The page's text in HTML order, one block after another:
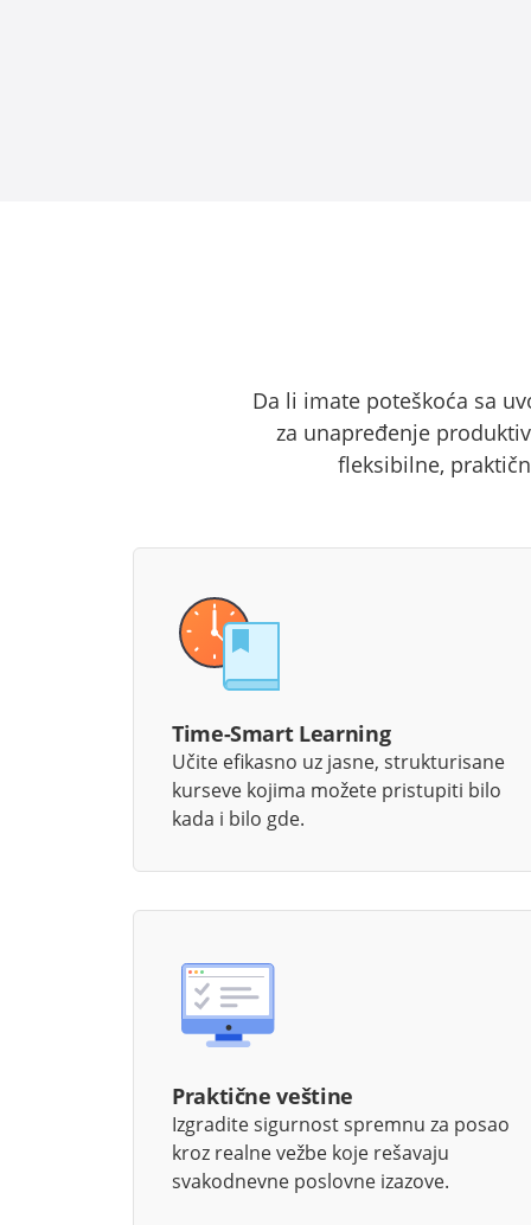
Da li imate poteškoća sa
za unapređenje
fleksibilne,
Time-Smart Learning
Učite efikasno uz jasne, strukturisane
kurseve kojima možete pristupiti bilo
kada i bilo gde.
Praktične veštine
Izgradite sigurnost spremnu za posao
kroz realne vežbe koje rešavaju
svakodnevne poslovne izazove.